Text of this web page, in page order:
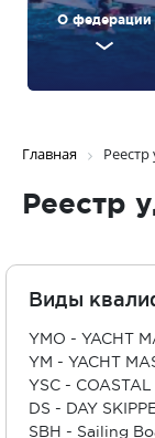
О федерации
Главная
Реестр
Виды
YMO - YACHT
YM - YACHT
YSC - COASTAL
DS - DAY
SBH - Sailing